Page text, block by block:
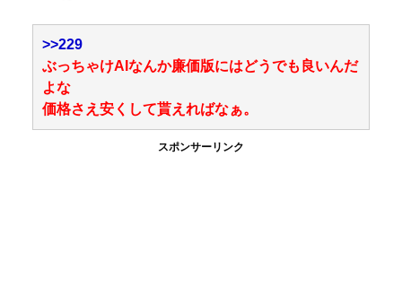
>>229
ぶっちゃけAIなんか廉価版にはどうでも良いんだ
よな
価格さえ安くして貰えればなぁ。
スポンサーリンク